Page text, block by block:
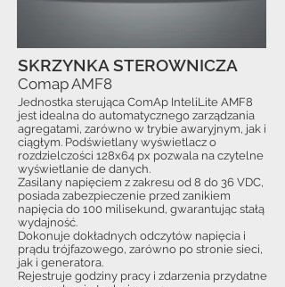
Jednostka sterująca ComAp InteliLite AMF8
jest idealna do automatycznego zarządzania
agregatami, zarówno w trybie awaryjnym, jak i
ciągłym. Podświetlany wyświetlacz o
rozdzielczości 128x64 px pozwala na czytelne
wyświetlanie de danych.
Zasilany napięciem z zakresu od 8 do 36 VDC,
posiada zabezpieczenie przed zanikiem
napięcia do 100 milisekund, gwarantując stałą
wydajność.
Dokonuje dokładnych odczytów napięcia i
prądu trójfazowego, zarówno po stronie sieci,
jak i generatora.
Rejestruje godziny pracy i zdarzenia przydatne
SKRZYNKA STEROWNICZA
Comap AMF8